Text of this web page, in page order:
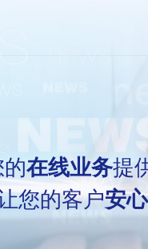
在线业务提
您的客户安